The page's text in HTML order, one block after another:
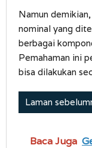
Namun
nominal yang
berbagai
Pemahaman ini
bisa dilakukan
Laman
Baca Juga